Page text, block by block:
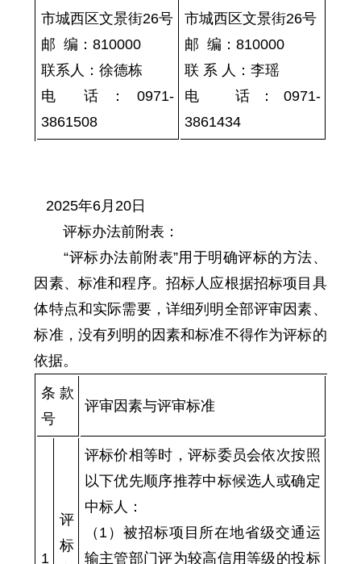
市城西区文景街26号
邮 编：810000
联系人： 徐德栋
电 话： 0971-
3861508
市城西区文景街26号
邮 编：810000
联 系 人： 李瑶
电
话：0971-
3861434
2025年6 月 20日
评标办法前附表：
“评标办法前附表”用于明确评标的方法、
因素、标准和程序。招标人应根据招标项目具
体特点和实际需要，详细列明全部评审因素、
标准，没有列明的因素和标准不得作为评标的
依据。
条款
号
评审因素与评审标准
1
评
标
评标价相等时，评标委员会依次按照
以下优先顺序推荐中标候选人或确定
中标人：
（1）被招标项目所在地省级交通运
输主管部门评为较高信用等级的投标